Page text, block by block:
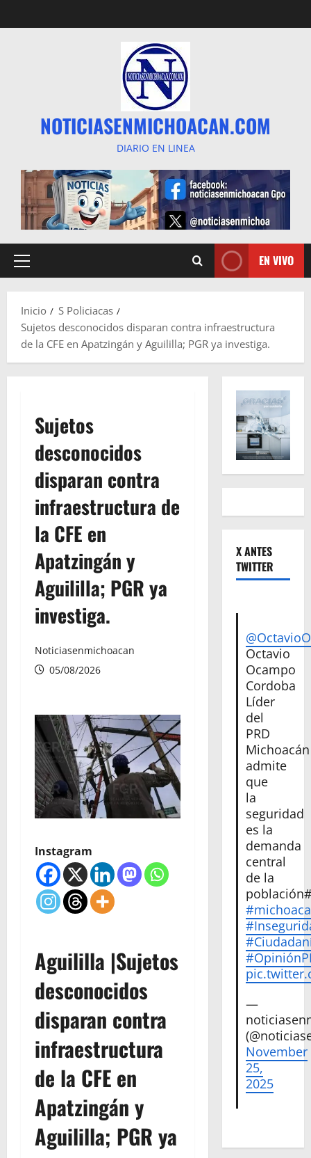
al
NOTICIASENMICHOACAN.COM
DIARIO EN LINEA
Menú
EN VIVO
Inicio
S Policiacas
Sujetos desconocidos disparan contra infraestructura
de la CFE en Apatzingán y Aguililla; PGR ya investiga.
Sujetos
desconocidos
disparan contra
infraestructura de
la CFE en
Apatzingán y
Aguililla; PGR ya
investiga.
Noticiasenmichoacan
05/08/2026
Instagram
Aguililla |Sujetos
desconocidos
disparan contra
infraestructura
de la CFE en
Apatzingán y
Aguililla; PGR ya
X ANTES
TWITTER
Octavio
Ocampo
Cordoba
Líder
del
PRD
Michoacán
admite
que
la
seguridad
es la
demanda
central
de la
—
November
25,
2025